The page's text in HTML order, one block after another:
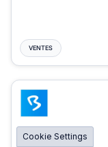
VENTES
BIGMARKER
Cookie Settings